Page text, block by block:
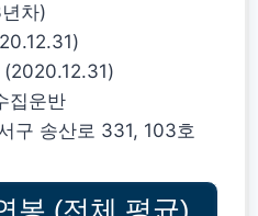
차)
집운반
구 송산로 331, 103호
봉 (전체 평균)